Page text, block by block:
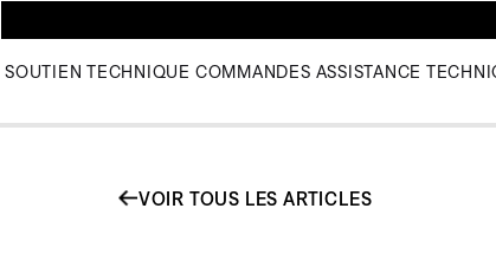
SOUTIEN TECHNIQUE COMMANDES ASSISTANCE
VOIR TOUS LES ARTICLES